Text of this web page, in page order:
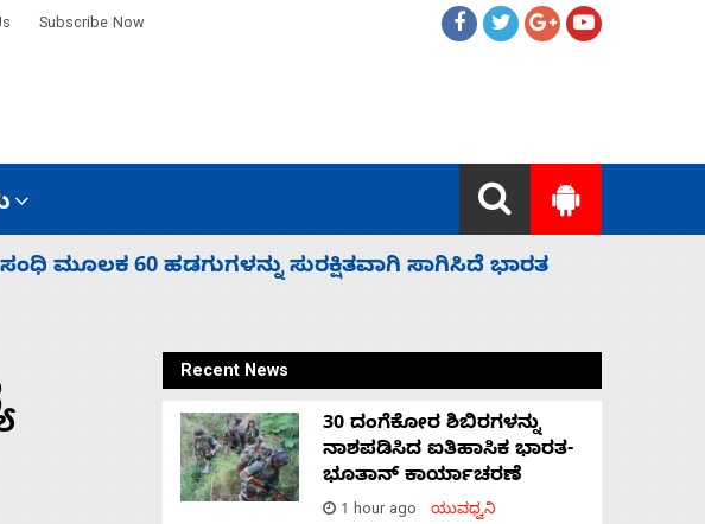
Subscribe Now
ಸದನ ನಡೆಸಲು ಬಿಡೆವು: ಛಲವಾದಿ ನಾರಾಯಣಸ್ವಾಮಿ
Recent News
30 ದಂಗೆಕೋರ ಶಿಬಿರಗಳನ್ನು
ನಾಶಪಡಿಸಿದ ಐತಿಹಾಸಿಕ ಭಾರತ-
ಭೂತಾನ್ ಕಾರ್ಯಾಚರಣೆ
1 hour ago ಯುವಧ್ವನಿ